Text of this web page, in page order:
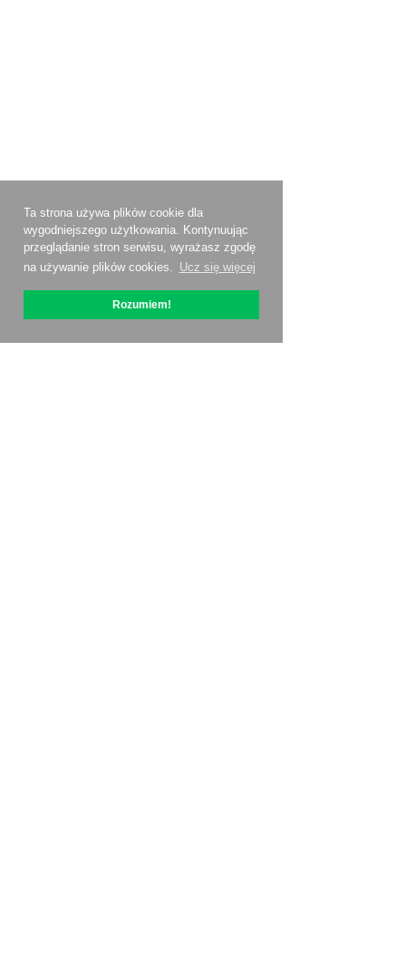
Ta strona używa plików cookie dla
wygodniejszego użytkowania. Kontynuując
przeglądanie stron serwisu, wyrażasz zgodę
na używanie plików cookies. Ucz się więcej
Rozumiem!